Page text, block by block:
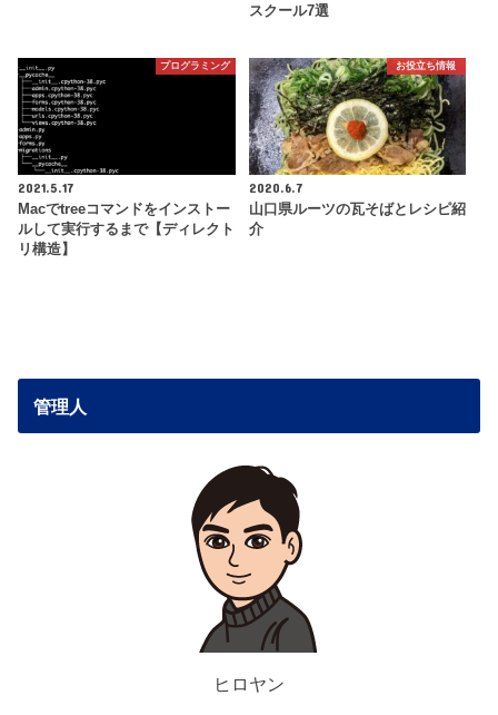
スクール7選
プログラミング
2021.5.17
Macでtreeコマンドをインストー
ルして実行するまで【ディレクト
リ構造】
お役立ち情報
2020.6.7
山口県ルーツの瓦そばとレシピ紹
介
管理人
ヒロヤン